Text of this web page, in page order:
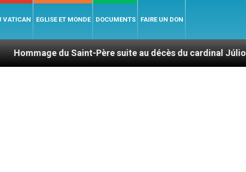
VATICAN EGLISE ET MONDE DOCUMENTS FAIRE UN DON
Saint-Père suite au décès du cardinal Júlio Duarte Langa